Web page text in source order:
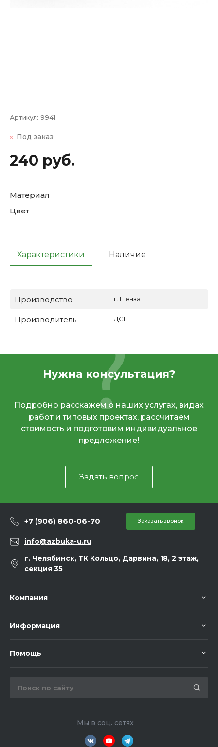
Артикул: 9941
Под заказ
240 руб.
Материал
Цвет
Характеристики Наличие
Производство г. Пенза
Производитель ДСВ
Нужна консультация?
Подробно расскажем о наших услугах, видах
работ и типовых проектах, рассчитаем
стоимость и подготовим индивидуальное
предложение!
Задать вопрос
+7 (906) 860-06-70 Заказать звонок
info@azbuka-u.ru
г. Челябинск, ТК Кольцо, Дарвина, 18, 2 этаж,
секция 35
Компания
Информация
Помощь
Мы в соц. сетях